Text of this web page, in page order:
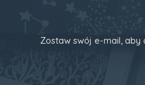
Zostaw swój e-mail, aby